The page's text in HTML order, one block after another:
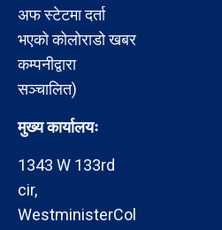
अफ स्टेटमा दर्ता
भएको कोलोराडो खबर
कम्पनीद्वारा
सञ्चालित)
मुख्य कार्यालयः
1343 W 133rd
cir,
WestministerCol